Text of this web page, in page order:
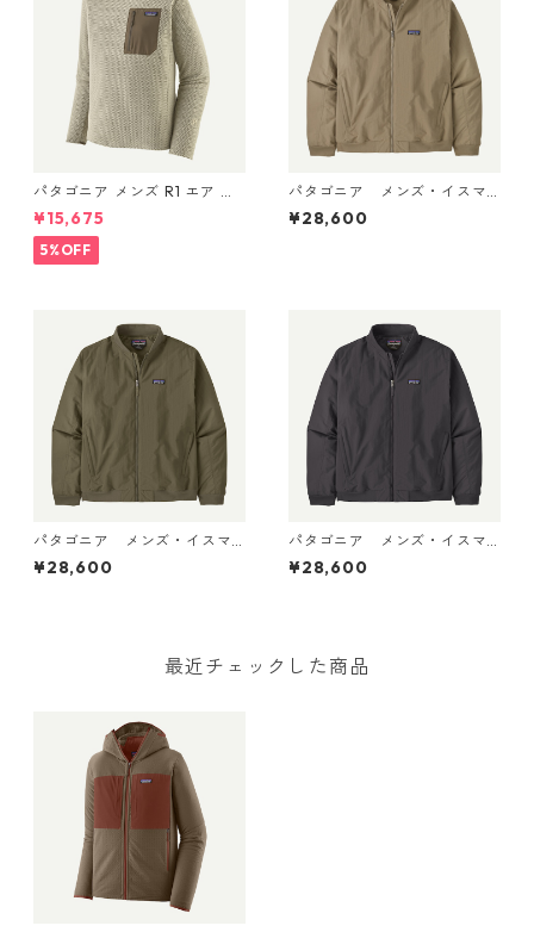
パタゴニア メンズ R1 エア ク
ルー 40236 Pelican
¥15,675
5%OFF
パタゴニア メンズ・イスマ
ス・デック・ジャケット (カ
ラー Seabird Grey) Patagoni
¥28,600
パタゴニア メンズ・イスマ
ス・デック・ジャケット (カ
ラー Basin Green) Patagoni
¥28,600
パタゴニア メンズ・イスマ
ス・デック・ジャケット (カ
ラー Ink Black) Patagonia M
¥28,600
最近チェックした商品